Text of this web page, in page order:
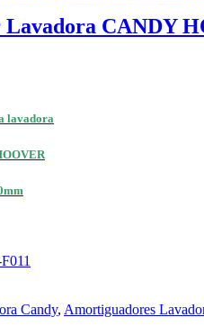
CANDY
lavadora
Candy, Amortiguadores